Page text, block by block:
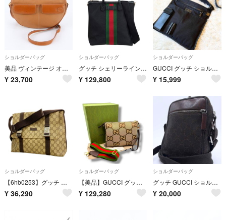
ショルダーバッグ
美品 ヴィンテージ オールド グッチ 001 58 1052 レザー ショルダーバッグ 斜め掛け クロスボディ レディース MNE EM32-9
¥ 23,700
ショルダーバッグ
グッチ シェリーライン ショルダーバッグ キャンバス 619751 ブラック メンズ GUCCI 中古
¥ 129,800
ショルダーバッグ
GUCCI グッチ ショルダーバッグ サコッシュ ナイロン ブラック
¥ 15,999
ショルダーバッグ
【6hb0253】グッチ ショルダーバッグ GGスプリーム 122373 PVC ブラウン シルバー金具【中古】メンズ
¥ 36,290
ショルダーバッグ
【美品】GUCCI グッチ ジャンボGG メッセンジャーバッグ ショルダーバッグ
¥ 129,280
ショルダーバッグ
グッチ GUCCI ショルダーバッグ GGキャンバス ブラック ダークブラウン
¥ 20,000